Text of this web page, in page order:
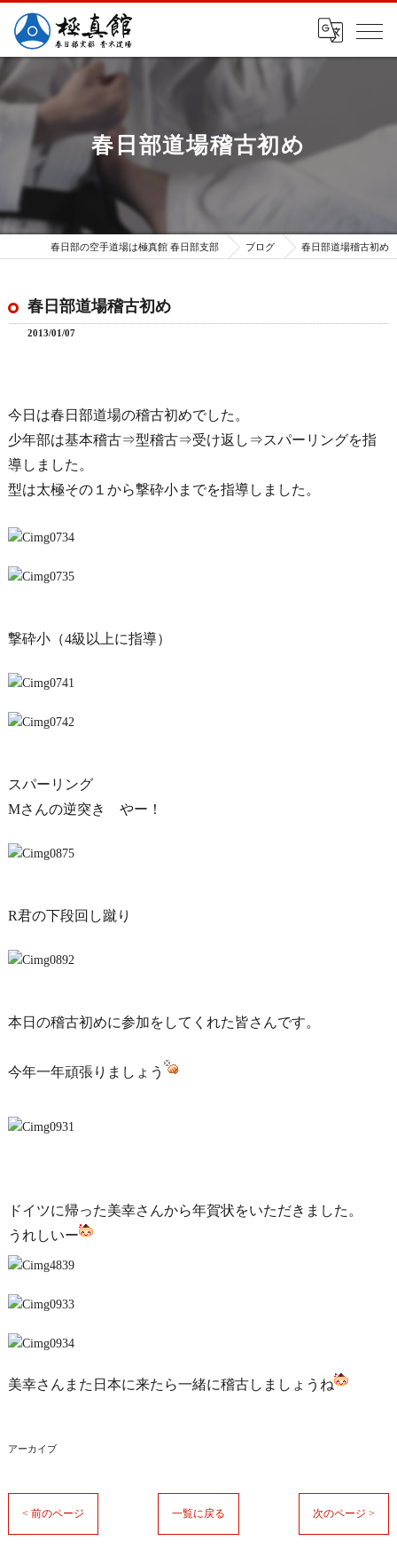
春日部道場稽古初め
春日部の空手道場は極真館 春日部支部 ブログ 春日部道場稽古初め
春日部道場稽古初め
2013/01/07
今日は春日部道場の稽古初めでした。
少年部は基本稽古⇒型稽古⇒受け返し⇒スパーリングを指
導しました。
型は太極その１から撃砕小までを指導しました。
撃砕小（4級以上に指導）
スパーリング
Mさんの逆突き やー！
R君の下段回し蹴り
本日の稽古初めに参加をしてくれた皆さんです。
今年一年頑張りましょう
ドイツに帰った美幸さんから年賀状をいただきました。
うれしいー
美幸さんまた日本に来たら一緒に稽古しましょうね
アーカイブ
< 前のページ 一覧に戻る 次のページ >